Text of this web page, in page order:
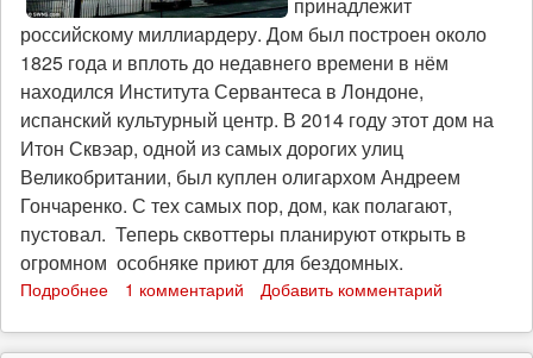
российскому миллиардеру. Дом был построен около
1825 года и вплоть до недавнего времени в нём
находился Института Сервантеса в Лондоне,
испанский культурный центр. В 2014 году этот дом на
Итон Сквэар, одной из самых дорогих улиц
Великобритании, был куплен олигархом Андреем
Гончаренко. С тех самых пор, дом, как полагают,
пустовал. Теперь сквоттеры планируют открыть в
огромном особняке приют для бездомных.
Подробнее
особняке
1 комментарий Добавить комментарий